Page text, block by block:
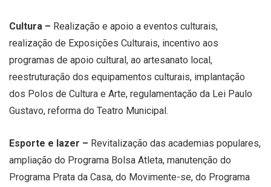
Cultura – Realização e apoio a eventos culturais,
realização de Exposições Culturais, incentivo aos
programas de apoio cultural, ao artesanato local,
reestruturação dos equipamentos culturais, implantação
dos Polos de Cultura e Arte, regulamentação da Lei Paulo
Gustavo, reforma do Teatro Municipal.
Esporte e lazer – Revitalização das academias populares,
ampliação do Programa Bolsa Atleta, manutenção do
Programa Prata da Casa, do Movimente-se, do Programa